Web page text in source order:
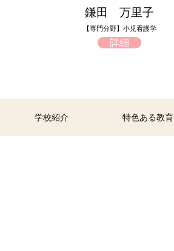
鎌田 万里子
【専門分野】小児看護学
詳細
学校紹介 特色ある教育